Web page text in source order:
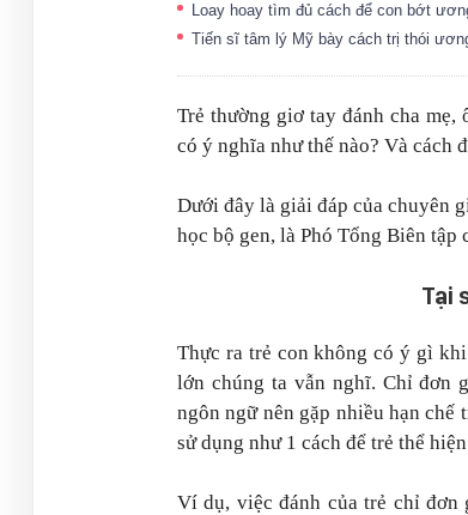
Loay hoay tìm đủ cách để con bớt
Tiến sĩ tâm lý Mỹ bày cách trị thói
Trẻ thường giơ tay đánh cha
có ý nghĩa như thế nào? Và cách
Dưới đây là giải đáp của chuyên
học bộ gen, là Phó Tổng Biên
Tại
Thực ra trẻ con không có ý gì
lớn chúng ta vẫn nghĩ. Chỉ đơn
ngôn ngữ nên gặp nhiều hạn chế
sử dụng như 1 cách để trẻ thể
Ví dụ, việc đánh của trẻ chỉ